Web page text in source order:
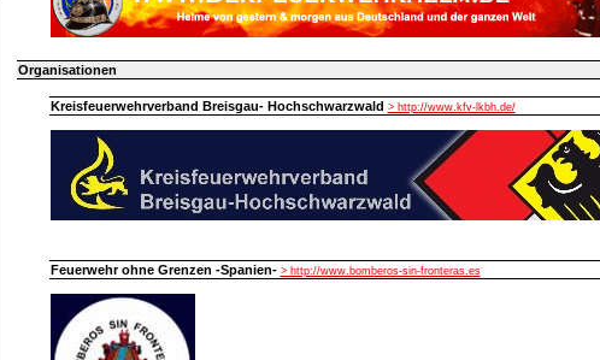
Organisationen
Kreisfeuerwehrverband Breisgau- Hochschwarzwald > http://www.kfv-lkbh.de/
Feuerwehr ohne Grenzen -Spanien- > http://www.bomberos-sin-fronteras.es